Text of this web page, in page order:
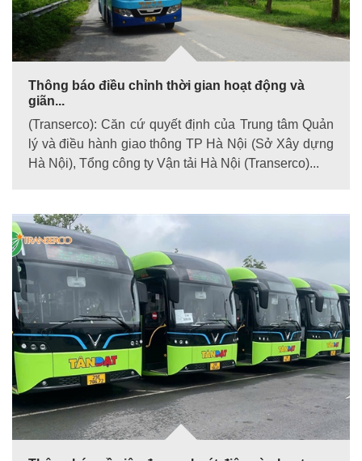
Thông báo điều chỉnh thời gian hoạt động và
giãn...
(Transerco): Căn cứ quyết định của Trung tâm Quản
lý và điều hành giao thông TP Hà Nội (Sở Xây dựng
Hà Nội), Tổng công ty Vận tải Hà Nội (Transerco)...